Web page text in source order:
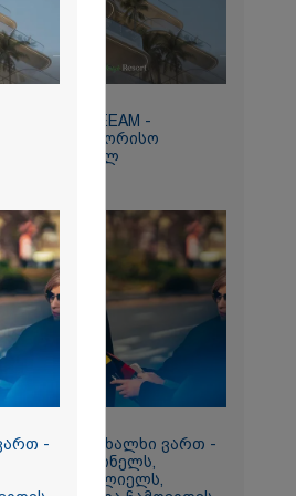
და BREEAM -
საერთაშორისო
ქართულ
ხალხი ვართ -
უკრაინელს,
იტალიელს,
-